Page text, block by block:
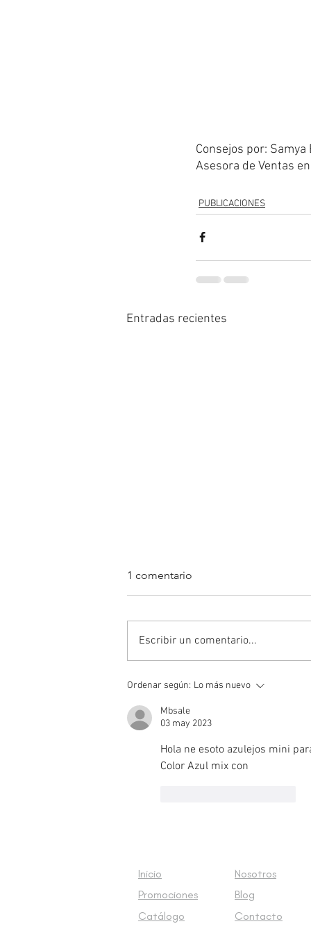
Consejos por: Samya
Asesora de Ventas
PUBLICACIONES
Entradas recientes
Luce tu piscina con cerámica
1 comentario
Escribir un comentario...
Ordenar según: Lo más nuevo
Mbsale
03 may 2023
Hola ne esoto azulejos mini
Color Azul mix con
Inicio
Nosotros
Promociones
Blog
Catálogo
Contacto